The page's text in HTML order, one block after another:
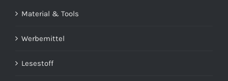
Material & Tools
Werbemittel
Lesestoff